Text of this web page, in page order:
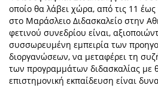
οποίο θα λάβει χώρα, από τις 11
στο Μαράσλειο Διδασκαλείο στην
φετινού συνεδρίου είναι,
συσσωρευμένη εμπειρία των
διοργανώσεων, να μεταφέρει τη
των προγραμμάτων διδασκαλίας με
επιστημονική εκπαίδευση είναι